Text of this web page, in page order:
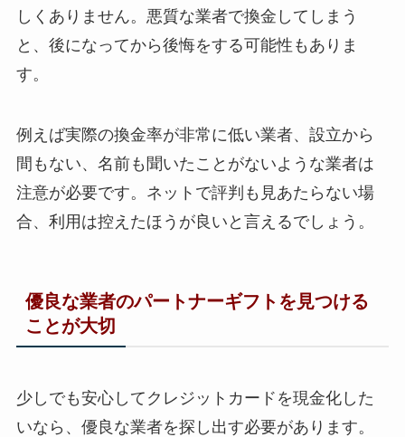
しくありません。悪質な業者で換金してしまう
と、後になってから後悔をする可能性もありま
す。
例えば実際の換金率が非常に低い業者、設立から
間もない、名前も聞いたことがないような業者は
注意が必要です。ネットで評判も見あたらない場
合、利用は控えたほうが良いと言えるでしょう。
優良な業者のパートナーギフトを見つける
ことが大切
少しでも安心してクレジットカードを現金化した
いなら、優良な業者を探し出す必要があります。